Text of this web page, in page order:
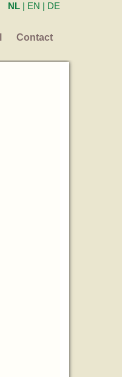
NL | EN | DE
Contact